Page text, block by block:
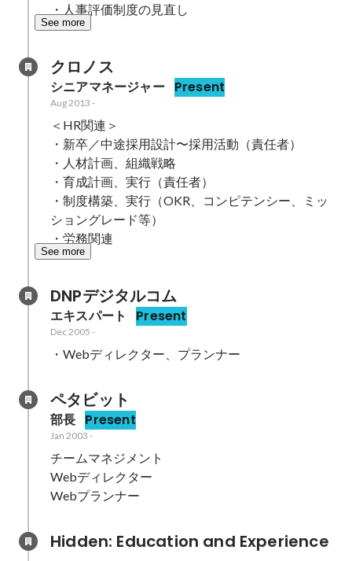
・人事評価制度の見直し
See more
クロノス
シニアマネージャー Present
Aug 2013 -
＜HR関連＞
・新卒／中途採用設計〜採用活動（責任者）
・人材計画、組織戦略
・育成計画、実行（責任者）
・制度構築、実行（OKR、コンピテンシー、ミッ
ショングレード等）
・労務関連
See more
DNPデジタルコム
エキスパート Present
Dec 2005 -
・Webディレクター、プランナー
ペタビット
部長 Present
Jan 2003 -
チームマネジメント
Webディレクター
Webプランナー